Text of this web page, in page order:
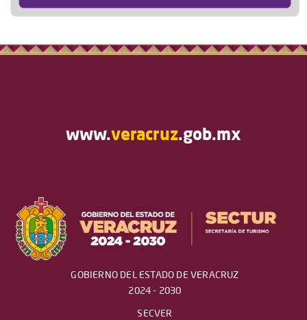
www.veracruz.gob.mx
GOBIERNO DEL ESTADO DE VERACRUZ
2024 - 2030
SECVER